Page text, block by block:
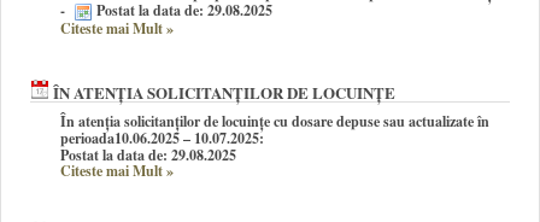
-
Postat la data de: 29.08.2025
Citeste mai Mult»
ÎN ATENȚIA SOLICITANȚILOR DE LOCUINȚE
În atenția solicitanților de locuințe cu dosare depuse sau actualizate în
perioada10.06.2025 – 10.07.2025:
Postat la data de: 29.08.2025
Citeste mai Mult»